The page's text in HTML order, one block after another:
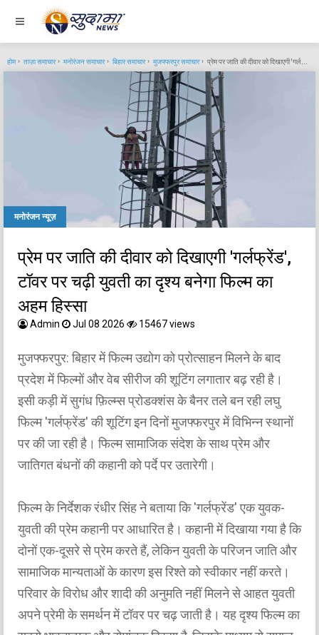
होम ताज़ा समाचार मनोरंजन समाचार बिहार समाचार मुजफ्फरपुर समाचार प्रेम पर जाति की दीवार को दिखाएगी 'गर्लफ्रेंड', टॉवर पर चढ़ी युवती का दृश्य बनेगा फिल्म का अहम हिस्सा
मनोरंजन न्यूज़
प्रेम पर जाति की दीवार को दिखाएगी 'गर्लफ्रेंड',
टॉवर पर चढ़ी युवती का दृश्य बनेगा फिल्म का
अहम हिस्सा
Admin Jul 08 2026 15467 views
मुजफ्फरपुर: बिहार में फिल्म उद्योग को प्रोत्साहन मिलने के बाद
प्रदेश में फिल्मों और वेब सीरीज की शूटिंग लगातार बढ़ रही है।
इसी कड़ी में सुगंध फ़िल्म्स प्रोडक्शंस के बैनर तले बन रही लघु
फिल्म 'गर्लफ्रेंड' की शूटिंग इन दिनों मुजफ्फरपुर में विभिन्न स्थानों
पर की जा रही है। फिल्म सामाजिक संदेश के साथ प्रेम और
जातिगत बंधनों की कहानी को पर्दे पर उतारेगी।
फिल्म के निर्देशक रंधीर सिंह ने बताया कि 'गर्लफ्रेंड' एक युवक-
युवती की प्रेम कहानी पर आधारित है। कहानी में दिखाया गया है कि
दोनों एक-दूसरे से प्रेम करते हैं, लेकिन युवती के परिजन जाति और
सामाजिक मान्यताओं के कारण इस रिश्ते को स्वीकार नहीं करते।
परिवार के विरोध और शादी की अनुमति नहीं मिलने से आहत युवती
अपने प्रेमी के समर्थन में टॉवर पर चढ़ जाती है। यह दृश्य फिल्म का